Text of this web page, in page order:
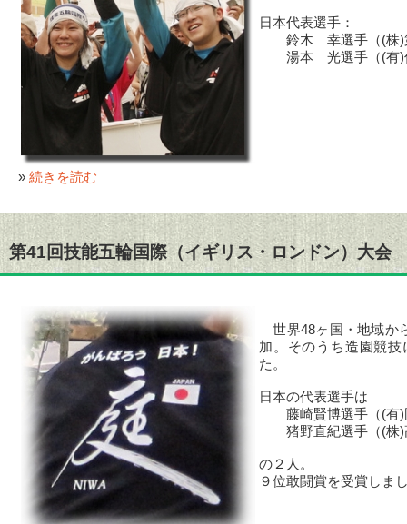
日本代表選手：
鈴木 幸選手（(株)
湯本 光選手（(有)
» 続きを読む
第41回技能五輪国際（イギリス・ロンドン）大会
世界48ヶ国・地域か
加。そのうち造園競
た。
日本の代表選手は
藤崎賢博選手（(有)
猪野直紀選手（(株)
の２人。
９位敢闘賞を受賞しま